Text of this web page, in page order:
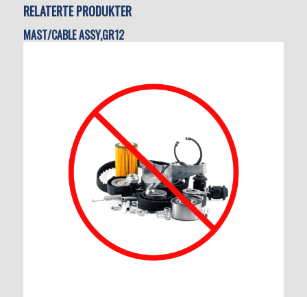
RELATERTE PRODUKTER
MAST/CABLE ASSY,GR12